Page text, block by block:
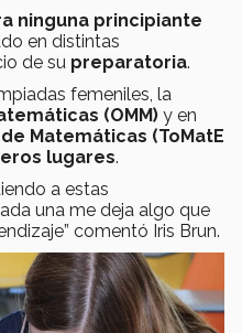
ninguna principiante
en distintas
de su preparatoria.
femeniles, la
(OMM) y en
Matemáticas (ToMatE
lugares.
a estas
una me deja algo que
comentó Iris Brun.